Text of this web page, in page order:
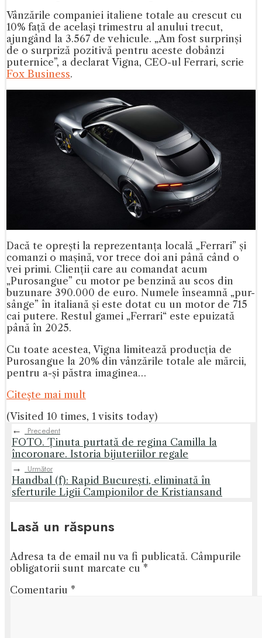
Vânzările companiei italiene totale au crescut cu
10% față de același trimestru al anului trecut,
ajungând la 3.567 de vehicule. „Am fost surprinși
de o surpriză pozitivă pentru aceste dobânzi
puternice”, a declarat Vigna, CEO-ul Ferrari, scrie
Fox Business.
Dacă te oprești la reprezentanța locală „Ferrari” și
comanzi o mașină, vor trece doi ani până când o
vei primi. Clienții care au comandat acum
„Purosangue” cu motor pe benzină au scos din
buzunare 390.000 de euro. Numele înseamnă „pur-
sânge” în italiană și este dotat cu un motor de 715
cai putere. Restul gamei „Ferrari“ este epuizată
până în 2025.
Cu toate acestea, Vigna limitează producția de
Purosangue la 20% din vânzările totale ale mărcii,
pentru a-și păstra imaginea…
Citeşte mai mult
(Visited 10 times, 1 visits today)
←
Precedent
FOTO. Ținuta purtată de regina Camilla la
încoronare. Istoria bijuteriilor regale
→
Următor
Handbal (f): Rapid București, eliminată în
sferturile Ligii Campionilor de Kristiansand
Lasă un răspuns
Adresa ta de email nu va fi publicată. Câmpurile
obligatorii sunt marcate cu *
Comentariu *